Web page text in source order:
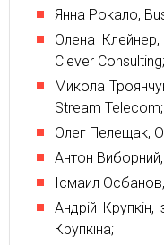
Янна Рокало,
Олена
Clever Consulting;
Микола
Stream Telecom;
Олег Пелещак,
Антон
Iсмаил
Андрiй Крупкiн,
Крупкіна;